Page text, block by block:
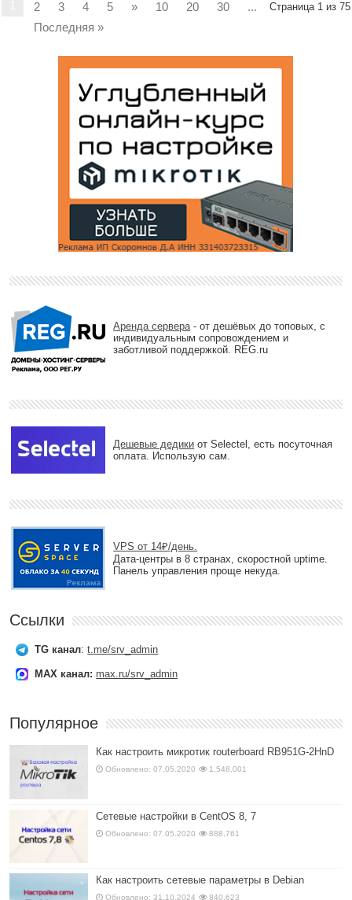
Страница 1 из 75
2 3 4 5 » 10 20 30
...
Последняя »
Аренда сервера- от дешёвых до топовых, с
индивидуальным сопровождением и
заботливой поддержкой. REG.ru
Дешевые дедики от Selectel, есть посуточная
оплата. Использую сам.
VPS от 14₽/день.
Дата-центры в 8 странах, скоростной uptime.
Панель управления проще некуда.
Ссылки
TG канал:t.me/srv_admin
MAX канал: max.ru/srv_admin
Популярное
Как настроить микротик routerboard RB951G-2HnD
Обновлено: 07.05.2020 1,548,001
Сетевые настройки в CentOS 8, 7
Обновлено: 07.05.2020 888,761
Как настроить сетевые параметры в Debian
Обновлено: 31.10.2024 840,623